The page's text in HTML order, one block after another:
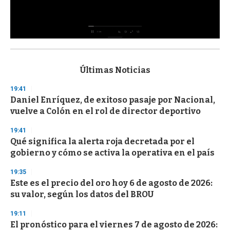
s
d
s
o
f
3
s
c
n
d
Últimas Noticias
19:41
Daniel Enríquez, de exitoso pasaje por Nacional,
vuelve a Colón en el rol de director deportivo
19:41
Qué significa la alerta roja decretada por el
gobierno y cómo se activa la operativa en el país
19:35
Este es el precio del oro hoy 6 de agosto de 2026:
su valor, según los datos del BROU
19:11
El pronóstico para el viernes 7 de agosto de 2026: